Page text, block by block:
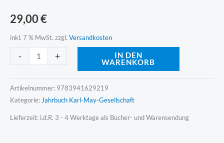
29,00€
inkl. 7 % MwSt. zzgl. Versandkosten
- +
IN DEN
WARENKORB
Artikelnummer: 9783941629219
Kategorie: Jahrbuch Karl-May-Gesellschaft
Lieferzeit: i.d.R. 3 - 4 Werktage als Bücher- und Warensendung